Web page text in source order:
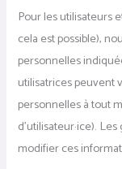
Pour les utilisateurs
cela est possible),
personnelles
utilisatrices peuvent
personnelles à tout
d’utilisateur·ice).
modifier ces